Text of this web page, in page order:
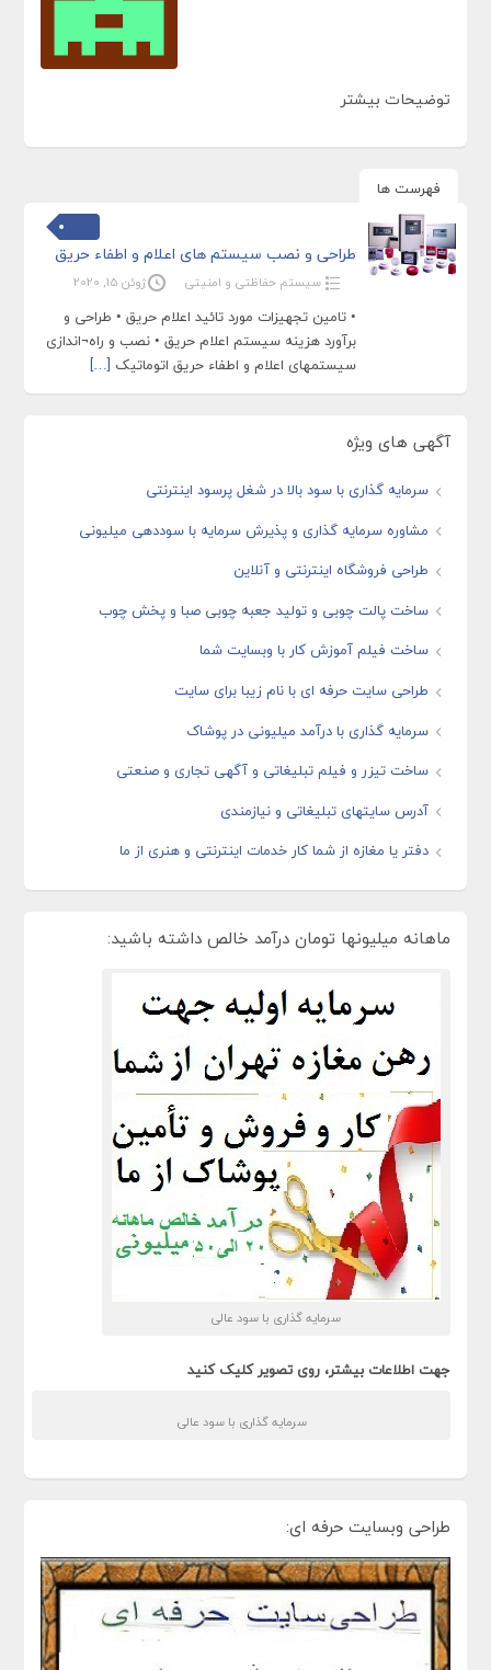
توضیحات بیشتر
فهرست ها
طراحی و نصب سیستم های اعلام و اطفاء حریق
سیستم حفاظتی و امنیتی ژوئن 15, 2020
• تامین تجهیزات مورد تائید اعلام حریق • طراحی و
برآورد هزینه سیستم اعلام حریق • نصب و راه¬اندازی
سیستمهای اعلام و اطفاء حریق اتوماتیک […]
آگهی های ویژه
سرمایه گذاری با سود بالا در شغل پرسود اینترنتی
مشاوره سرمایه گذاری و پذیرش سرمایه با سوددهی میلیونی
طراحی فروشگاه اینترنتی و آنلاین
ساخت پالت چوبی و تولید جعبه چوبی صبا و پخش چوب
ساخت فیلم آموزش کار با وبسایت شما
طراحی سایت حرفه ای با نام زیبا برای سایت
سرمایه گذاری با درآمد میلیونی در پوشاک
ساخت تیزر و فیلم تبلیغاتی و آگهی تجاری و صنعتی
آدرس سایتهای تبلیغاتی و نیازمندی
دفتر یا مغازه از شما کار خدمات اینترنتی و هنری از ما
ماهانه میلیونها تومان درآمد خالص داشته باشید:
سرمایه گذاری با سود عالی
جهت اطلاعات بیشتر، روی تصویر کلیک کنید
سرمایه گذاری با سود عالی
طراحی وبسایت حرفه ای: